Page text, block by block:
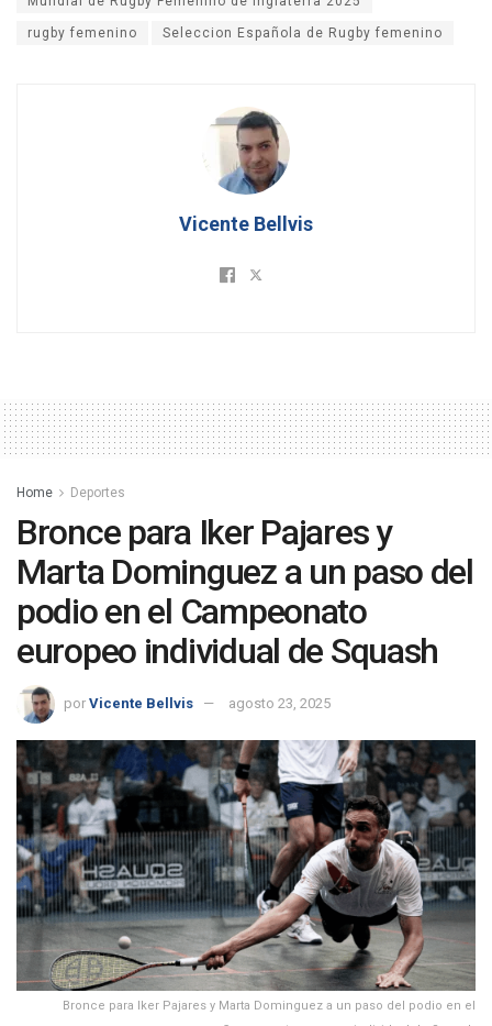
rugby femenino Seleccion Española de Rugby femenino
Vicente Bellvis
Home Deportes
Bronce para Iker Pajares y
Marta Dominguez a un paso del
podio en el Campeonato
europeo individual de Squash
por Vicente Bellvis agosto 23, 2025
Bronce para Iker Pajares y Marta Dominguez a un paso del podio en el